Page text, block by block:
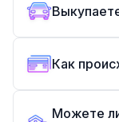
Как
Можете